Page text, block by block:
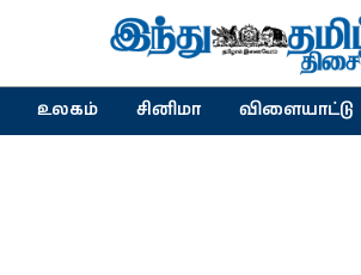
உலகம் சினிமா விளையாட்டு